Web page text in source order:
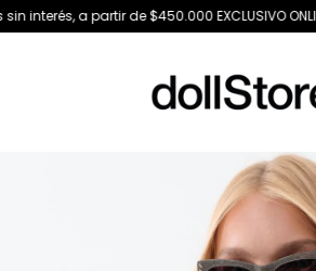
a partir de $450.000 EXCLUSIVO ONLINE.